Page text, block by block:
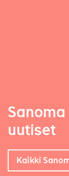
uutiset
Kaikki